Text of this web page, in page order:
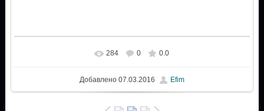
284 0 0.0
Добавлено07.03.2016 Efim